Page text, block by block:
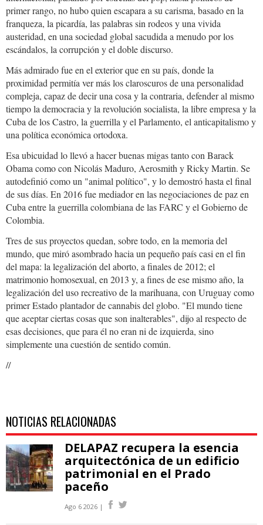
primer rango, no hubo quien escapara a su carisma, basado en la
franqueza, la picardía, las palabras sin rodeos y una vivida
austeridad, en una sociedad global sacudida a menudo por los
escándalos, la corrupción y el doble discurso.
Más admirado fue en el exterior que en su país, donde la
proximidad permitía ver más los claroscuros de una personalidad
compleja, capaz de decir una cosa y la contraria, defender al mismo
tiempo la democracia y la revolución socialista, la libre empresa y la
Cuba de los Castro, la guerrilla y el Parlamento, el anticapitalismo y
una política económica ortodoxa.
Esa ubicuidad lo llevó a hacer buenas migas tanto con Barack
Obama como con Nicolás Maduro, Aerosmith y Ricky Martin. Se
autodefinió como un "animal político", y lo demostró hasta el final
de sus días. En 2016 fue mediador en las negociaciones de paz en
Cuba entre la guerrilla colombiana de las FARC y el Gobierno de
Colombia.
Tres de sus proyectos quedan, sobre todo, en la memoria del
mundo, que miró asombrado hacia un pequeño país casi en el fin
del mapa: la legalización del aborto, a finales de 2012; el
matrimonio homosexual, en 2013 y, a fines de ese mismo año, la
legalización del uso recreativo de la marihuana, con Uruguay como
primer Estado plantador de cannabis del globo. "El mundo tiene
que aceptar ciertas cosas que son inalterables", dijo al respecto de
esas decisiones, que para él no eran ni de izquierda, sino
simplemente una cuestión de sentido común.
//
NOTICIAS RELACIONADAS
DELAPAZ recupera la esencia
arquitectónica de un edificio
patrimonial en el Prado
paceño
Ago 6 2026 |